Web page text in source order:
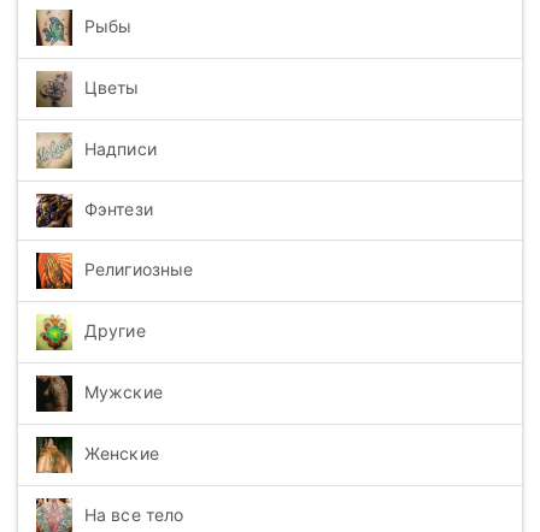
Рыбы
Цветы
Надписи
Фэнтези
Религиозные
Другие
Мужские
Женские
На все тело